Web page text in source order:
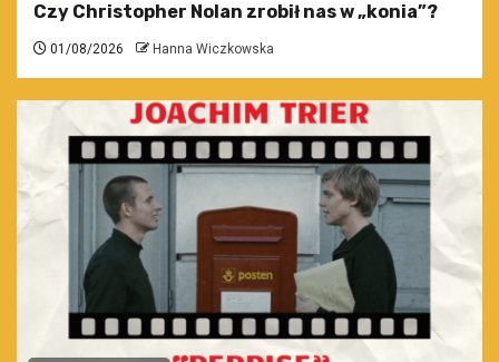
Czy Christopher Nolan zrobił nas w „konia”?
01/08/2026 Hanna Wiczkowska